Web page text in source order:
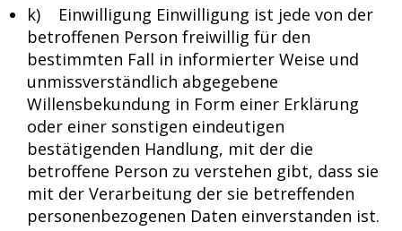
k) Einwilligung Einwilligung ist jede von der
betroffenen Person freiwillig für den
bestimmten Fall in informierter Weise und
unmissverständlich abgegebene
Willensbekundung in Form einer Erklärung
oder einer sonstigen eindeutigen
bestätigenden Handlung, mit der die
betroffene Person zu verstehen gibt, dass sie
mit der Verarbeitung der sie betreffenden
personenbezogenen Daten einverstanden ist.